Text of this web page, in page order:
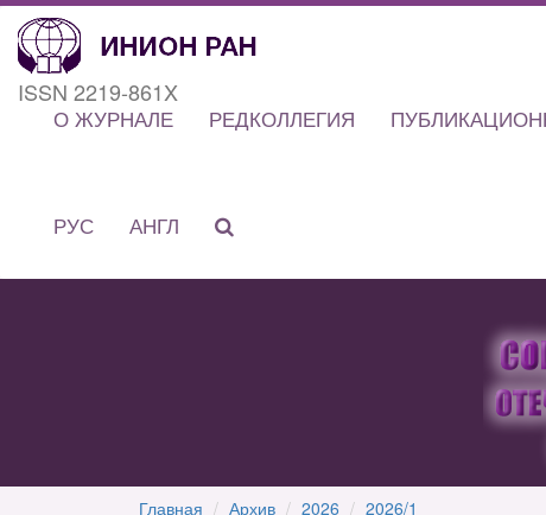
ISSN 2219-861X
О ЖУРНАЛЕ РЕДКОЛЛЕГИЯ
РУС АНГЛ
Главная Архив 2026
2026/1